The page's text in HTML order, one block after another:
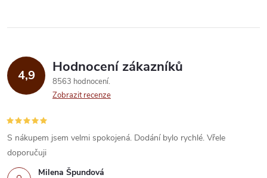
l
d
a
c
í
p
4,9 Hodnocení zákazníků
8563 hodnocení
Zobrazit recenze
Milena Špundová
S nákupem jsem velmi spokojená. Dodání bylo rychlé. Vřele
doporučuji